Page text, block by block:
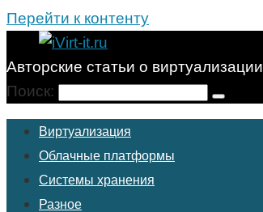
Перейти к контенту
Авторские статьи о виртуализации
Поиск:
Виртуализация
Облачные платформы
Системы хранения
Разное